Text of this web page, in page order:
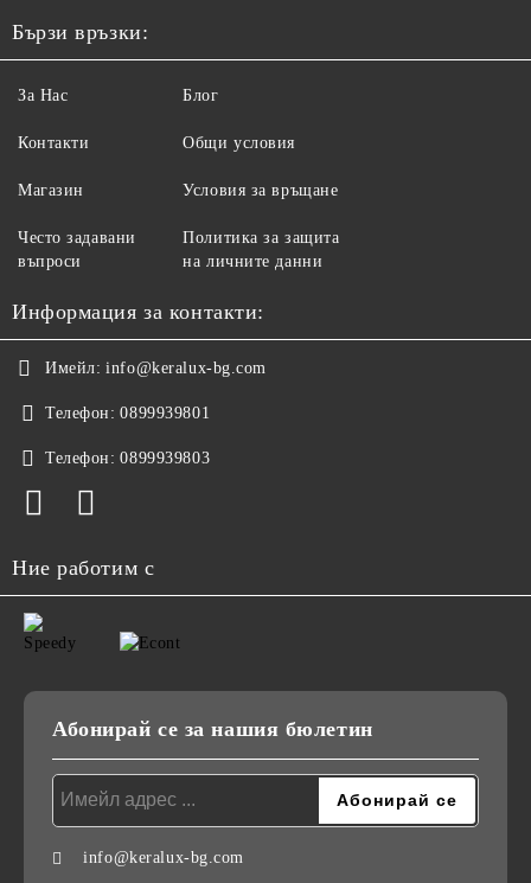
Бързи връзки:
За Нас
Контакти
Магазин
Често задавани
въпроси
Блог
Общи условия
Условия за връщане
Политика за защита
на личните данни
Информация за контакти:
Имейл: info@keralux-bg.com
Телефон: 0899939801
Телефон: 0899939803
Ние работим с
Абонирай се за нашия бюлетин
info@keralux-bg.com